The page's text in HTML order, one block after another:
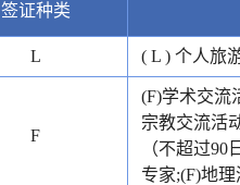
签证种类
L ( L ) 个人旅
F
(F)学术交流
宗教交流活
（不超过
专家;(F)地